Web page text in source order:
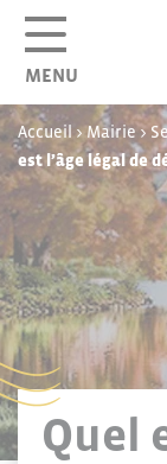
MENU
Accueil >Mairie>
est l’âge légal de
Quel
Panneau de